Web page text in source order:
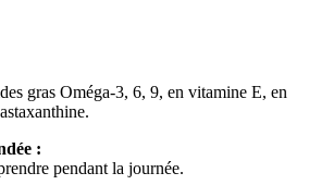
gras Oméga-3, 6, 9, en vitamine E, en
:
pendant la journée.